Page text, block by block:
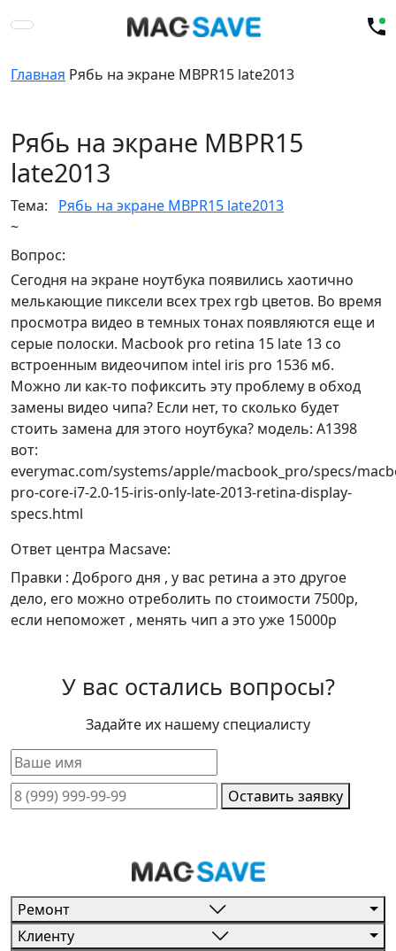
Главная Рябь на экране MBPR15 late2013
Рябь на экране MBPR15
late2013
Тема:
Рябь на экране MBPR15 late2013
~
Вопрос:
Сегодня на экране ноутбука появились хаотично
мелькающие пиксели всех трех rgb цветов. Во время
просмотра видео в темных тонах появляются еще и
серые полоски. Macbook pro retina 15 late 13 со
встроенным видеочипом intel iris pro 1536 мб.
Можно ли как-то пофиксить эту проблему в обход
замены видео чипа? Если нет, то сколько будет
стоить замена для этого ноутбука? модель: A1398
вот:
everymac.com/systems/apple/macbook_pro/specs/
pro-core-i7-2.0-15-iris-only-late-2013-retina-display-
specs.html
Ответ центра Macsave:
Правки : Доброго дня , у вас ретина а это другое
дело, его можно отреболить по стоимости 7500р,
если непоможет , менять чип а это уже 15000р
У вас остались вопросы?
Задайте их нашему специалисту
Оставить заявку
Ремонт
Клиенту